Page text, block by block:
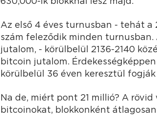
Az első 4 éves turnusban - tehát
szám feleződik minden turnusban.
jutalom, - körülbelül 2136-2140
bitcoin jutalom.
körülbelül 36 éven keresztül
Na de, miért pont 21 millió? A
bitcoinokat, blokkonként